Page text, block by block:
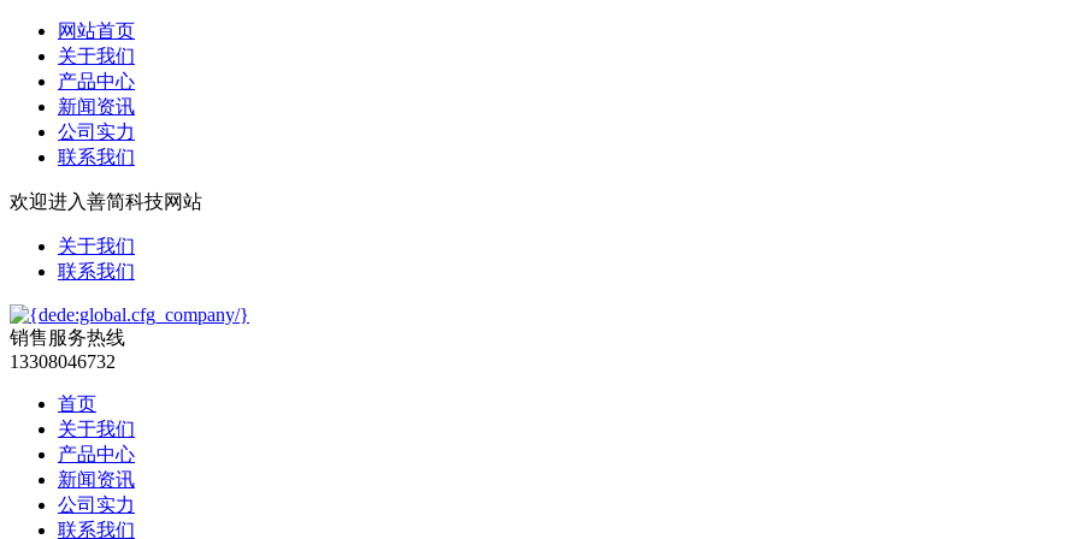
网站首页
关于我们
产品中心
新闻资讯
公司实力
联系我们
欢迎进入善简科技网站
关于我们
联系我们
销售服务热线
13308046732
首页
关于我们
产品中心
新闻资讯
公司实力
联系我们